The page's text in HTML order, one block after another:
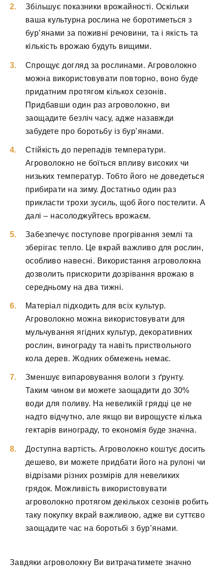
Збільшує показники врожайності. Оскільки
ваша культурна рослина не боротиметься з
бур’янами за поживні речовини, та і якість та
кількість врожаю будуть вищими.
Спрощує догляд за рослинами. Агроволокно
можна використовувати повторно, воно буде
придатним протягом кількох сезонів.
Придбавши один раз агроволокно, ви
заощадите безліч часу, адже назавжди
забудете про боротьбу із бур’янами.
Стійкість до перепадів температури.
Агроволокно не боїться впливу високих чи
низьких температур. Тобто його не доведеться
прибирати на зиму. Достатньо один раз
прикласти трохи зусиль, щоб його постелити. А
далі – насолоджуйтесь врожаєм.
Забезпечує поступове прогрівання землі та
зберігає тепло. Це вкрай важливо для рослин,
особливо навесні. Використання агроволокна
дозволить прискорити дозрівання врожаю в
середньому на два тижні.
Матеріал підходить для всіх культур.
Агроволокно можна використовувати для
мульчування ягідних культур, декоративних
рослин, винограду та навіть приствольного
кола дерев. Жодних обмежень немає.
Зменшує випаровування вологи з ґрунту.
Таким чином ви можете заощадити до 30%
води для поливу. На невеликій грядці це не
надто відчутно, але якщо ви вирощуєте кілька
гектарів винограду, то економія буде значна.
Доступна вартість. Агроволокно коштує досить
дешево, ви можете придбати його на рулоні чи
відрізами різних розмірів для невеликих
грядок. Можливість використовувати
агроволокно протягом декількох сезонів робить
таку покупку вкрай важливою, адже ви суттєво
заощадите час на боротьбі з бур’янами.
Завдяки агроволокну Ви витрачатимете значно